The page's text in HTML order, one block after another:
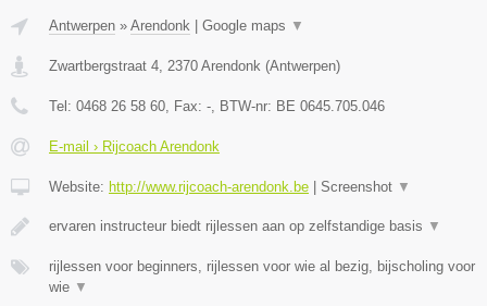
Antwerpen » Arendonk Google maps ▼
Zwartbergstraat 4, 2370 Arendonk (Antwerpen)
Tel: 0468 26 58 60, Fax: -, BTW-nr: BE 0645.705.046
E-mail › Rijcoach Arendonk
Website: http://www.rijcoach-arendonk.be Screenshot ▼
ervaren instructeur biedt rijlessen aan op zelfstandige basis ▼
rijlessen voor beginners, rijlessen voor wie al bezig, bijscholing voor
wie ▼